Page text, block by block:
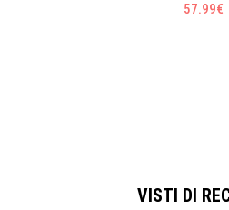
57.99€
VISTI DI